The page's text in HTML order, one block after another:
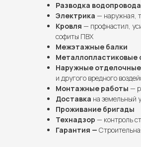
Разводка
Электрика — наружная,
Кровля — профнастил,
софиты ПВХ
Межэтажные балки
Металлопластиковые
Наружные
и другого вредного
Монтажные работы —
Доставка на земельный
Проживание бригады
Технадзор — контроль
Гарантия —